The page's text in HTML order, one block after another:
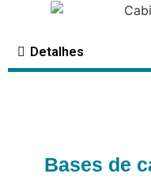
Detalhes
Bases de